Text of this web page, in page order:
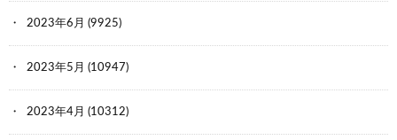
2023年6月 (9925)
2023年5月 (10947)
2023年4月 (10312)